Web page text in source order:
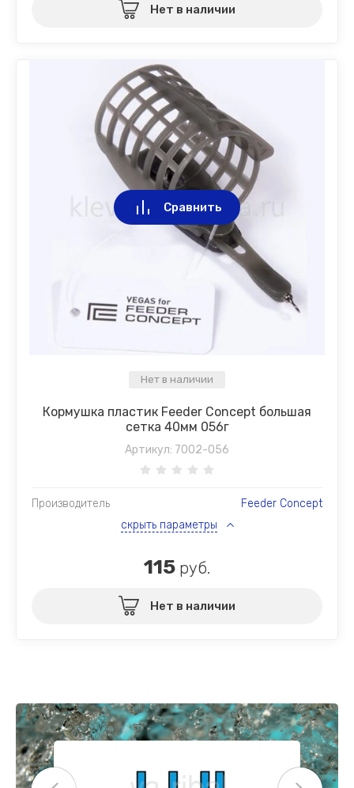
Нет в наличии
Нет в наличии
Кормушка пластик Feeder Concept большая
сетка 40мм 056г
Артикул: 7002-056
Производитель
Feeder Concept
скрыть параметры
Сравнить
115 руб.
Нет в наличии